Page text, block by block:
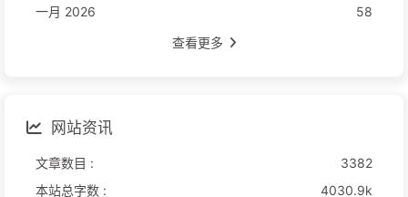
一月 2026
58
查看更多
网站资讯
文章数目 :
3382
本站总字数 :
4030.9k